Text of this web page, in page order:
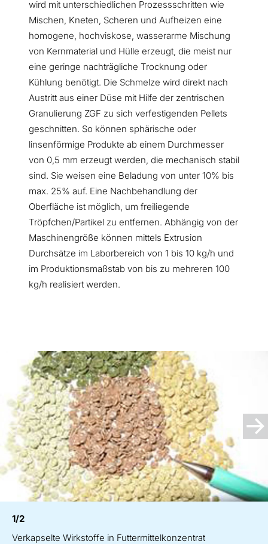
wird mit unterschiedlichen Prozessschritten wie
Mischen, Kneten, Scheren und Aufheizen eine
homogene, hochviskose, wasserarme Mischung
von Kernmaterial und Hülle erzeugt, die meist nur
eine geringe nachträgliche Trocknung oder
Kühlung benötigt. Die Schmelze wird direkt nach
Austritt aus einer Düse mit Hilfe der zentrischen
Granulierung ZGF zu sich verfestigenden Pellets
geschnitten. So können sphärische oder
linsenförmige Produkte ab einem Durchmesser
von 0,5 mm erzeugt werden, die mechanisch stabil
sind. Sie weisen eine Beladung von unter 10% bis
max. 25% auf. Eine Nachbehandlung der
Oberfläche ist möglich, um freiliegende
Tröpfchen/Partikel zu entfernen. Abhängig von der
Maschinengröße können mittels Extrusion
Durchsätze im Laborbereich von 1 bis 10 kg/h und
im Produktionsmaßstab von bis zu mehreren 100
kg/h realisiert werden.
1/2
Verkapselte Wirkstoffe in Futtermittelkonzentrat